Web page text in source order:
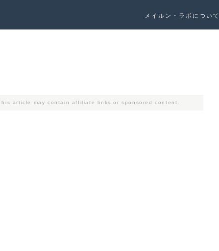
メイルン・ラボについて
。 This article may contain affiliate links or sponsored content.